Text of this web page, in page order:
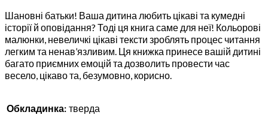
Шановні батьки! Ваша дитина любить цікаві та кумедні
історії й оповідання? Тоді ця книга саме для неї! Кольорові
малюнки, невеличкі цікаві тексти зроблять процес читання
легким та ненав’язливим. Ця книжка принесе вашій дитині
багато приємних емоцій та дозволить провести час
весело, цікаво та, безумовно, корисно.
Обкладинка: тверда